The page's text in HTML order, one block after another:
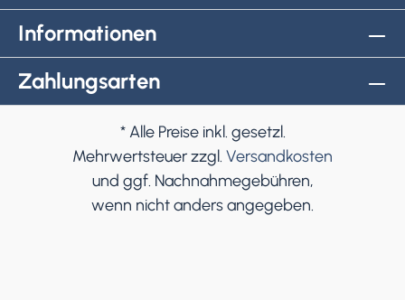
Informationen
Zahlungsarten
* Alle Preise inkl. gesetzl.
Mehrwertsteuer zzgl. Versandkosten
und ggf. Nachnahmegebühren,
wenn nicht anders angegeben.